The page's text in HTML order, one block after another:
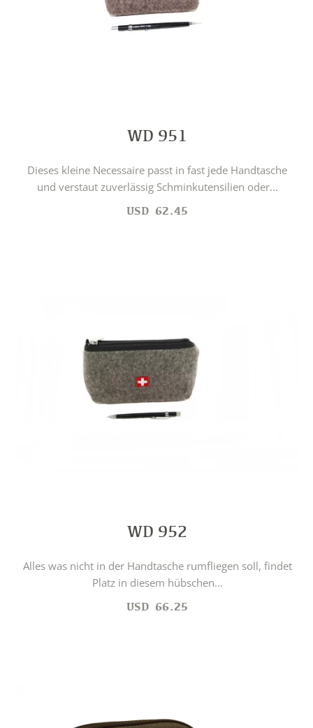
WD 951
Dieses kleine Necessaire passt in fast jede Handtasche
und verstaut zuverlässig Schminkutensilien oder...
USD 62.45
WD 952
Alles was nicht in der Handtasche rumfliegen soll, findet
Platz in diesem hübschen...
USD 66.25